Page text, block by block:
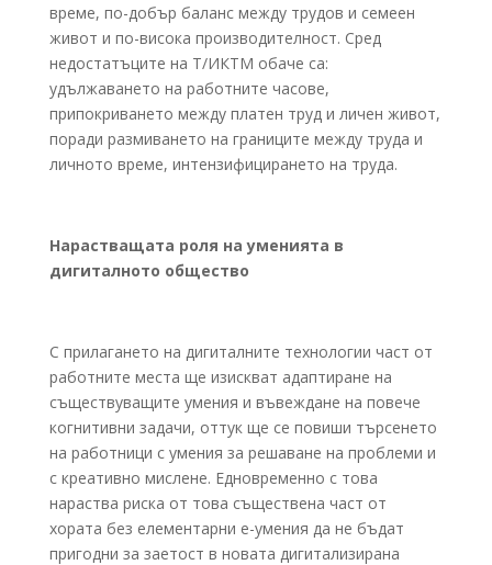
време, по-добър баланс между трудов и семеен
живот и по-висока производителност. Сред
недостатъците на Т/ИКТМ обаче са:
удължаването на работните часове,
припокриването между платен труд и личен живот,
поради размиването на границите между труда и
личното време, интензифицирането на труда.
Нарастващата роля на уменията в
дигиталното общество
С прилагането на дигиталните технологии част от
работните места ще изискват адаптиране на
съществуващите умения и въвеждане на повече
когнитивни задачи, оттук ще се повиши търсенето
на работници с умения за решаване на проблеми и
с креативно мислене. Едновременно с това
нараства риска от това съществена част от
хората без елементарни е-умения да не бъдат
пригодни за заетост в новата дигитализирана